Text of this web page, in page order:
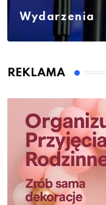
Wydarzenia
REKLAMA